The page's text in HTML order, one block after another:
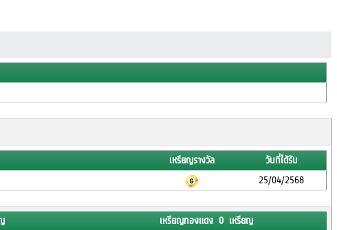
เหรียญรางวัล
วันที่ได้รับ
25/04/2568
เหรียญทองแดง 0 เหรียญ